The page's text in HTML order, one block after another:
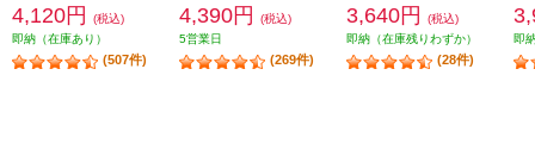
4,120円
(税込)
即納（在庫あり）
(507件)
4,390円
(税込)
5営業日
(269件)
3,640円
(税込)
即納（在庫残りわずか）
(28件)
即